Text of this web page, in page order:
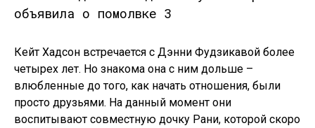
Кейт Хадсон встречается с Дэнни Фудзикавой более
четырех лет. Но знакома она с ним дольше –
влюбленные до того, как начать отношения, были
просто друзьями. На данный момент они
воспитывают совместную дочку Рани, которой скоро